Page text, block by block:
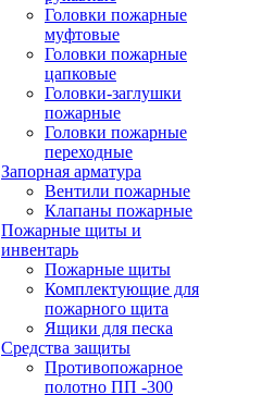
Головки пожарные
муфтовые
Головки пожарные
цапковые
Головки-заглушки
пожарные
Головки пожарные
переходные
Запорная арматура
Вентили пожарные
Клапаны пожарные
Пожарные щиты и
инвентарь
Пожарные щиты
Комплектующие для
пожарного щита
Ящики для песка
Средства защиты
Противопожарное
полотно ПП -300